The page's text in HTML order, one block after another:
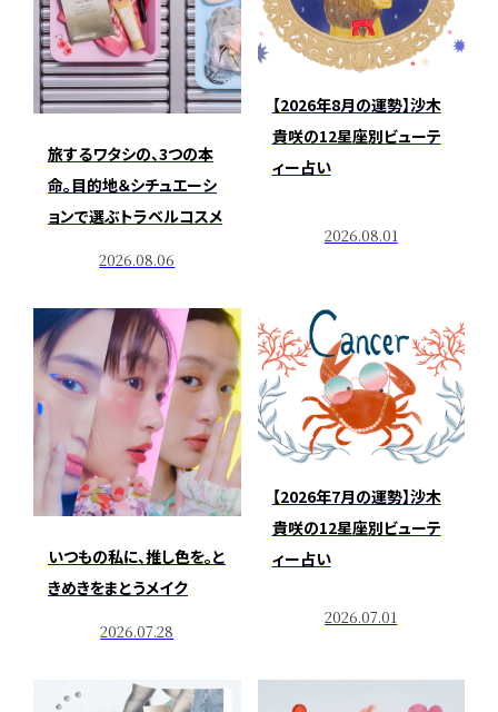
旅するワタシの、3つの本
命。目的地＆シチュエーシ
ョンで選ぶトラベルコスメ
2026.08.06
【2026年8月の運勢】沙木
貴咲の12星座別ビューテ
ィー占い
2026.08.01
いつもの私に、推し色を。と
きめきをまとうメイク
2026.07.28
【2026年7月の運勢】沙木
貴咲の12星座別ビューテ
ィー占い
2026.07.01